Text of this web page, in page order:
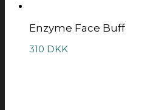
Enzyme Face Buff
310 DKK